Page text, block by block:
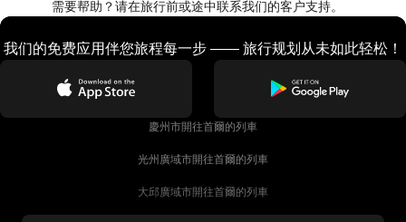
需要帮助？请在旅行前或途中联系我们的客户支持。
我们的免费应用伴您旅程每一步 —— 旅行规划从未如此轻松！
慶州市開往首爾的列車
光州廣域市開往首爾的列車
大邱廣域市開往首爾的列車